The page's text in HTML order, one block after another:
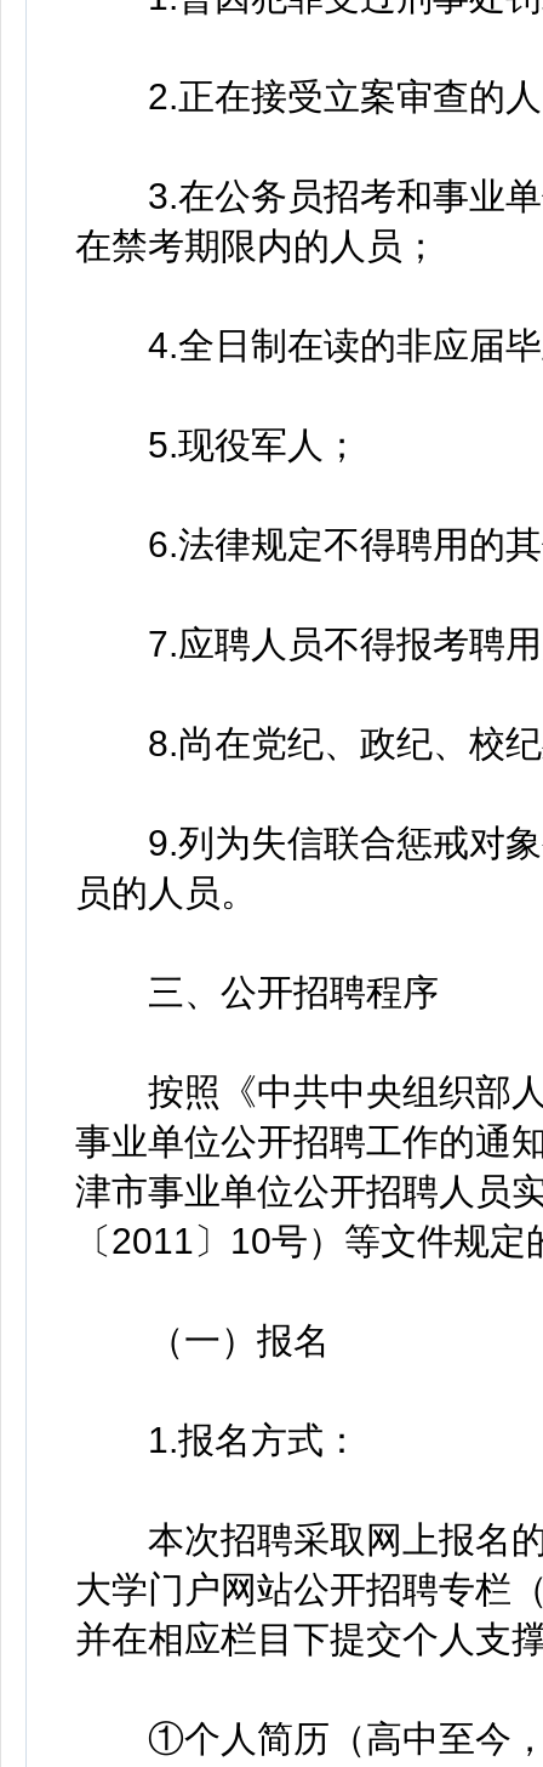
2.正在接受立案审查的人
3.在公务员招考和事业单
在禁考期限内的人员；
4.全日制在读的非应届毕
5.现役军人；
6.法律规定不得聘用的其
7.应聘人员不得报考聘用
8.尚在党纪、政纪、校纪
9.列为失信联合惩戒对象
员的人员。
三、公开招聘程序
按照《中共中央组织部人
事业单位公开招聘工作的通
津市事业单位公开招聘人员
〔2011〕10号）等文件规
（一）报名
1.报名方式：
本次招聘采取网上报名的
大学门户网站公开招聘专栏
并在相应栏目下提交个人支
①个人简历（高中至今，